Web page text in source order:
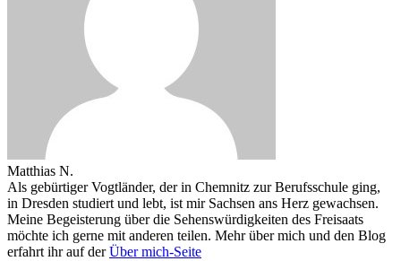
Matthias N.
Als gebürtiger Vogtländer, der in Chemnitz zur Berufsschule ging,
in Dresden studiert und lebt, ist mir Sachsen ans Herz gewachsen.
Meine Begeisterung über die Sehenswürdigkeiten des Freisaats
möchte ich gerne mit anderen teilen. Mehr über mich und den Blog
erfahrt ihr auf derÜber mich-Seite